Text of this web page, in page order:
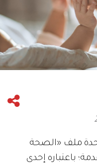
ملف «الصحة
باعتباره إحدى